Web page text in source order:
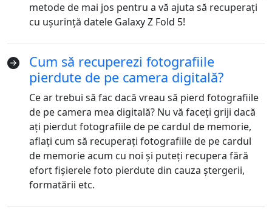
metode de mai jos pentru a vă ajuta să recuperați
cu ușurință datele Galaxy Z Fold 5!
Cum să recuperezi fotografiile
pierdute de pe camera digitală?
Ce ar trebui să fac dacă vreau să pierd fotografiile
de pe camera mea digitală? Nu vă faceți griji dacă
ați pierdut fotografiile de pe cardul de memorie,
aflați cum să recuperați fotografiile de pe cardul
de memorie acum cu noi și puteți recupera fără
efort fișierele foto pierdute din cauza ștergerii,
formatării etc.